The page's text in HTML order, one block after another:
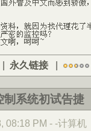
| 永久链接 |
制系统初试告捷
08:18 PM - -计算机